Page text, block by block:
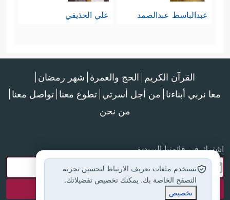
عبدالباسط عبدالصمد علي الحذيفي
القرآن الكريم الحج والعمرة شهر رمضان
معا نربي أبناءنا من أجل أسرتي تطوع معنا تواصل معنا
من نحن
اشترك في قائمتنا البريدية
نستخدم ملفات تعريف الارتباط لتحسين تجربة
التصفح الخاصة بك. يمكنك تخصيص تفضيلاتك.
تخصيص